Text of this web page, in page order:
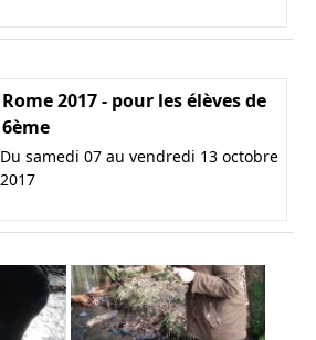
Rome 2017 - pour les élèves de
6ème
Du samedi 07 au vendredi 13 octobre
2017